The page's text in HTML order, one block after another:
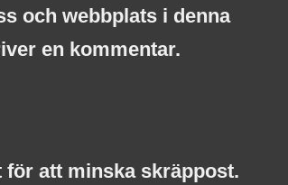
och webbplats i denna
en kommentar.
för att minska skräppost.